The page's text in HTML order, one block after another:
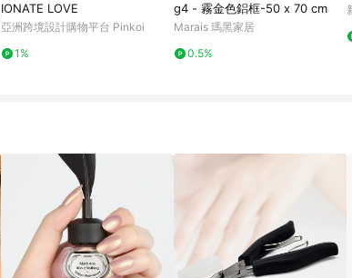
IONATE LOVE
亞洲跨境設計購物平台 Pinkoi
1%
g4 - 霧金色鋁框-50 x 70 cm
Marais 瑪黑家居
0.5%